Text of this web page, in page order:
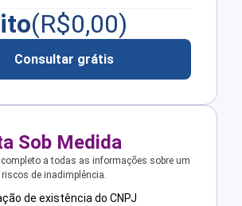
(R$0,00)
Consultar grátis
Sob Medida
a todas as informações sobre um
riscos de inadimplência.
de existência do CNPJ